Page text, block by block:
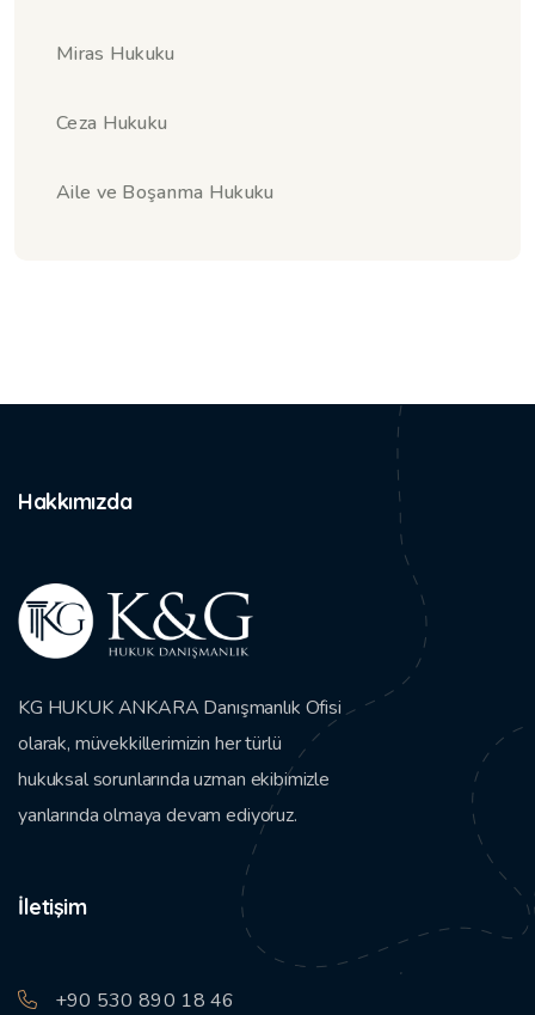
Miras Hukuku
Ceza Hukuku
Aile ve Boşanma Hukuku
Hakkımızda
KG HUKUK ANKARA Danışmanlık Ofisi
olarak, müvekkillerimizin her türlü
hukuksal sorunlarında uzman ekibimizle
yanlarında olmaya devam ediyoruz.
İletişim
+90 530 890 18 46